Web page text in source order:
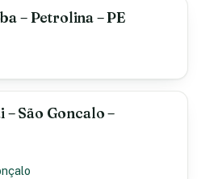
– Petrolina – PE
São Goncalo –